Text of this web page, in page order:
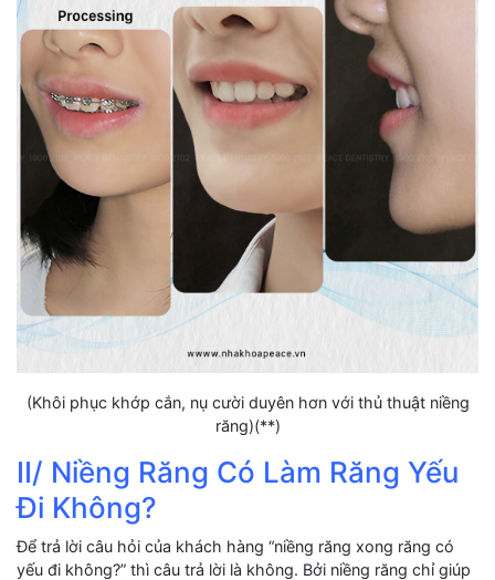
(Khôi phục khớp cắn, nụ cười duyên hơn với thủ thuật niềng
răng)(**)
II/ Niềng Răng Có Làm Răng Yếu
Đi Không?
Để trả lời câu hỏi của khách hàng “niềng răng xong răng có
yếu đi không?” thì câu trả lời là không. Bởi niềng răng chỉ giúp